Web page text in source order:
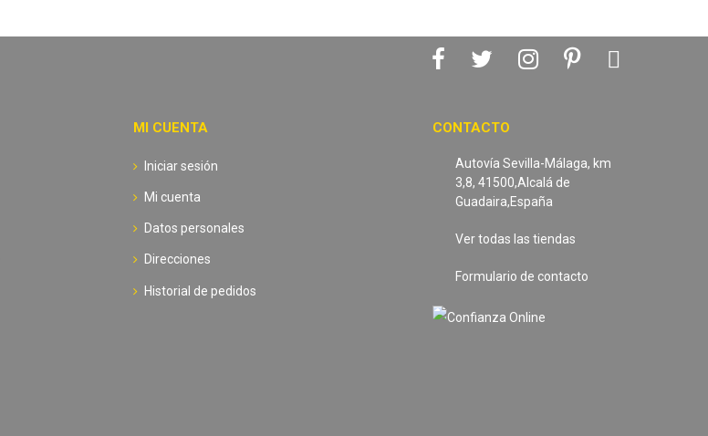
MI CUENTA
Iniciar sesión
Mi cuenta
Datos personales
Direcciones
Historial de pedidos
CONTACTO
Autovía Sevilla-Málaga, km
3,8, 41500,Alcalá de
Guadaira,España
Ver todas las tiendas
Formulario de contacto